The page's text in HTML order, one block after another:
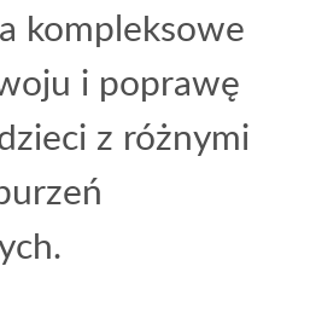
kompleksowe
i poprawę
z różnymi